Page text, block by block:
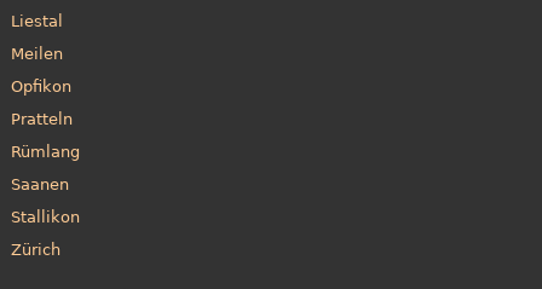
Liestal
Meilen
Opfikon
Pratteln
Rümlang
Saanen
Stallikon
Zürich